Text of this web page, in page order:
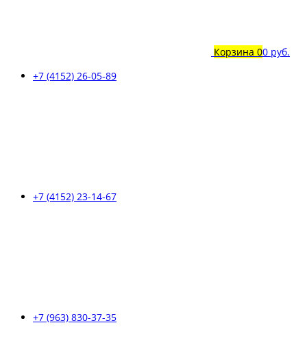
Корзина 00 руб.
+7 (4152) 26-05-89
+7 (4152) 23-14-67
+7 (963) 830-37-35